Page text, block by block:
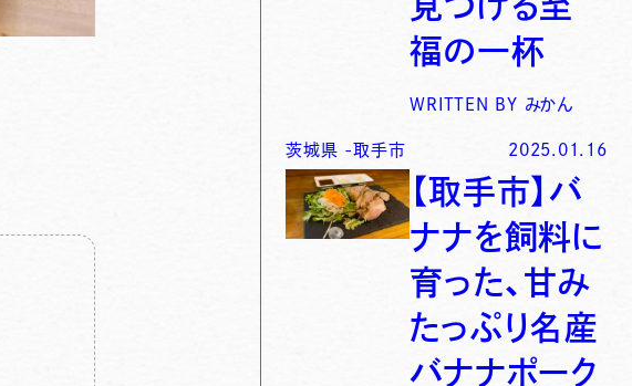
福の一杯
WRITTEN BY みかん
茨城県 -取手市 2025.01.16
【取手市】バ
ナナを飼料に
育った、甘み
たっぷり名産
バナナポーク